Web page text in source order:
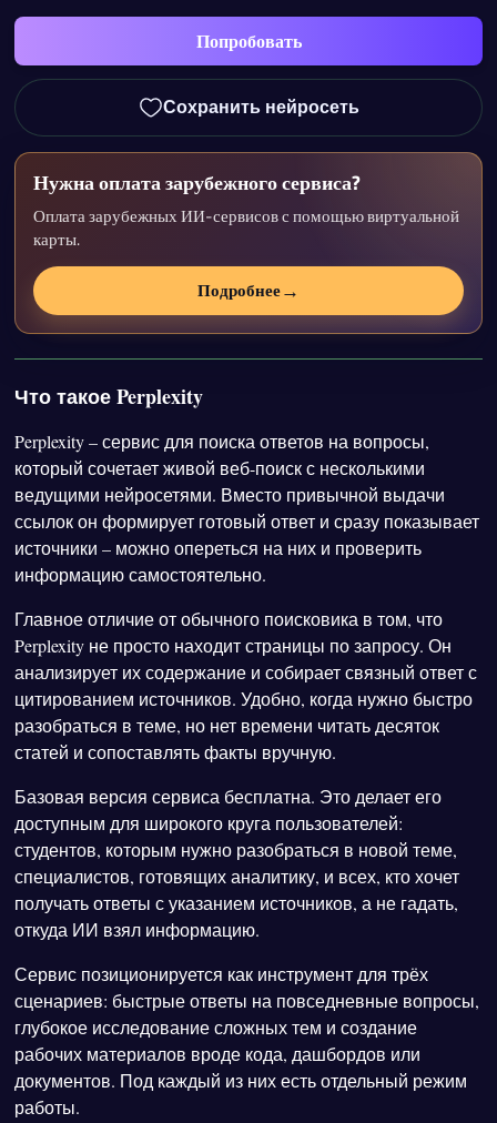
Попробовать
Сохранить нейросеть
Нужна оплата зарубежного сервиса?
Оплата зарубежных ИИ-сервисов с помощью виртуальной
карты.
Подробнее→
Что такое Perplexity
Perplexity – сервис для поиска ответов на вопросы,
который сочетает живой веб-поиск с несколькими
ведущими нейросетями. Вместо привычной выдачи
ссылок он формирует готовый ответ и сразу показывает
источники – можно опереться на них и проверить
информацию самостоятельно.
Главное отличие от обычного поисковика в том, что
Perplexity не просто находит страницы по запросу. Он
анализирует их содержание и собирает связный ответ с
цитированием источников. Удобно, когда нужно быстро
разобраться в теме, но нет времени читать десяток
статей и сопоставлять факты вручную.
Базовая версия сервиса бесплатна. Это делает его
доступным для широкого круга пользователей:
студентов, которым нужно разобраться в новой теме,
специалистов, готовящих аналитику, и всех, кто хочет
получать ответы с указанием источников, а не гадать,
откуда ИИ взял информацию.
Сервис позиционируется как инструмент для трёх
сценариев: быстрые ответы на повседневные вопросы,
глубокое исследование сложных тем и создание
рабочих материалов вроде кода, дашбордов или
документов. Под каждый из них есть отдельный режим
работы.